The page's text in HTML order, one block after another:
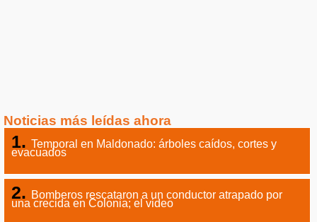
Noticias más leídas ahora
Temporal en Maldonado: árboles caídos, cortes y
evacuados
Bomberos rescataron a un conductor atrapado por
una crecida en Colonia; el video